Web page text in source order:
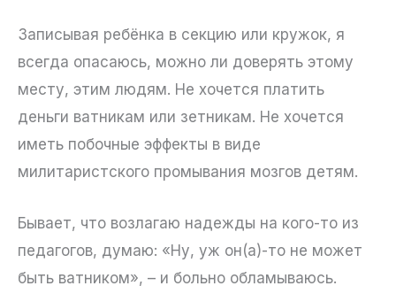
Записывая ребёнка в секцию или кружок, я
всегда опасаюсь, можно ли доверять этому
месту, этим людям. Не хочется платить
деньги ватникам или зетникам. Не хочется
иметь побочные эффекты в виде
милитаристского промывания мозгов детям.
Бывает, что возлагаю надежды на кого-то из
педагогов, думаю: «Ну, уж он(а)-то не может
быть ватником», – и больно обламываюсь.